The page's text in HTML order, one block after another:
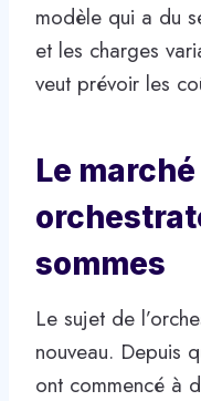
modèle qui a du
et les charges
veut prévoir les
Le
sommes
Le sujet de
nouveau. Depuis
ont commencé à